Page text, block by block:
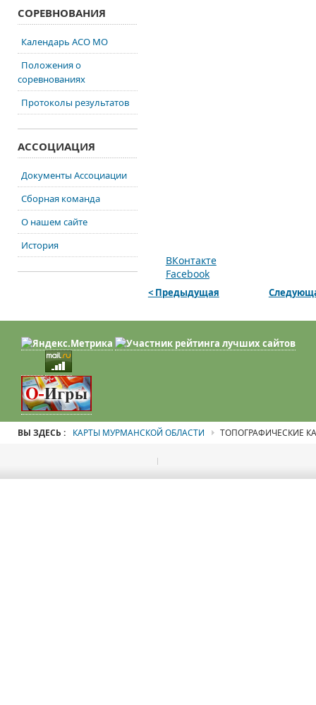
ВКонтакте
Facebook
< Предыдущая
СОРЕВНОВАНИЯ
Календарь АСО МО
Положения о
соревнованиях
Протоколы результатов
АССОЦИАЦИЯ
Документы Ассоциации
Сборная команда
О нашем сайте
История
ВЫ ЗДЕСЬ : КАРТЫ МУРМАНСКОЙ ОБЛАСТИ ТОПОГРАФИЧЕСКИЕ